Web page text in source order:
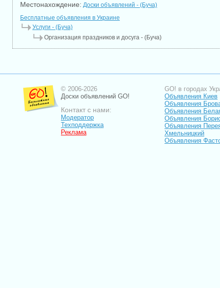
Местонахождение: Доски объявлений - (Буча)
Бесплатные объявления в Украине
Услуги - (Буча)
Организация праздников и досуга - (Буча)
© 2006-2026
Доски объявлений GO!
Контакт с нами:
Модератор
Техподдержка
Реклама
GO! в городах
Объявления Киев
Объявления
Объявления
Объявления
Объявления
Хмельницкий
Объявления